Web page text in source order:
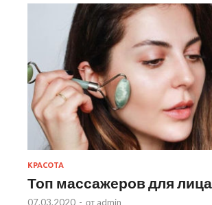
КРАСОТА
Топ массажеров для лица
07.03.2020 - от admin